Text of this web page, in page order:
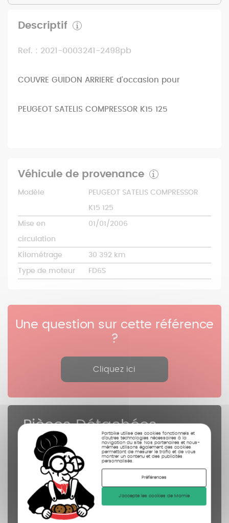
Partbike utilise des cookies fonctionnels et
d’autres technologies nécessaires à la
navigation du site. Nos partenaires et nous-
mêmes utilisons également des cookies
permettant de mesurer le trafic et de vous
montrer un contenu et des publicités
personnalisés.
Préférences
J'accepte les cookies de Mamie
Descriptif
Ref. : 2021-0003241-2498pb
COUVRE GUIDON ARRIERE d'occasion pour
PEUGEOT SATELIS COMPRESSOR K15 125
Véhicule de provenance
Modèle PEUGEOT SATELIS COMPRESSOR
K15 125
Mise en
circulation
01/01/2006
Kilométrage 30 392 km
Type de moteur FD6S
Une question sur cette référence
?
Cliquez ici
Pièces Détachées
contrôlées
nettoyées
photographiées